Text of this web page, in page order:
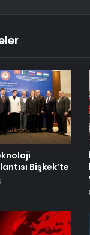
Bişkek’te